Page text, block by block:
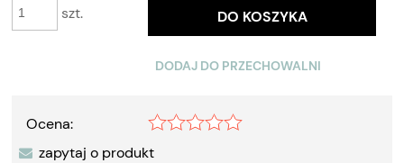
szt. DO KOSZYKA
DODAJ DO PRZECHOWALNI
Ocena:
zapytaj o produkt